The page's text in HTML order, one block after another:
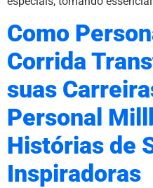
Como
Corrida
suas
Personal
Histórias de
Inspiradoras